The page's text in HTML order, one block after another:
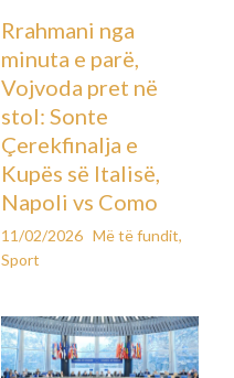
Rrahmani nga
minuta e parë,
Vojvoda pret në
stol: Sonte
Çerekfinalja e
Kupës së Italisë,
Napoli vs Como
11/02/2026 Më të fundit,
Sport